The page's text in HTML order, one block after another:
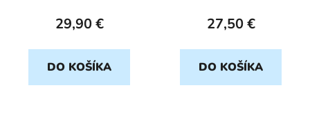
29,90 €
DO KOŠÍKA
27,50 €
DO KOŠÍKA